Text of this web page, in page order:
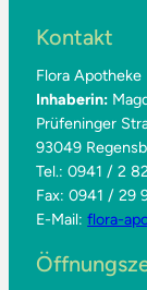
Kontakt
Flora Apotheke
Inhaberin:
Prüfeninger
93049
Tel.: 0941 / 2
Fax: 0941 / 29
E-Mail:flora-